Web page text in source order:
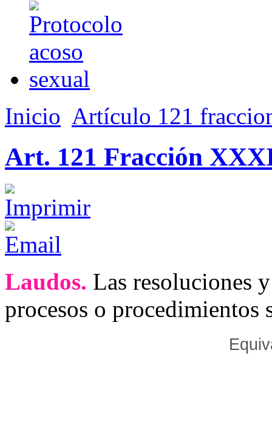
Inicio Artículo 121
Art. 121 Fracción
Laudos. Las resoluciones
procesos o